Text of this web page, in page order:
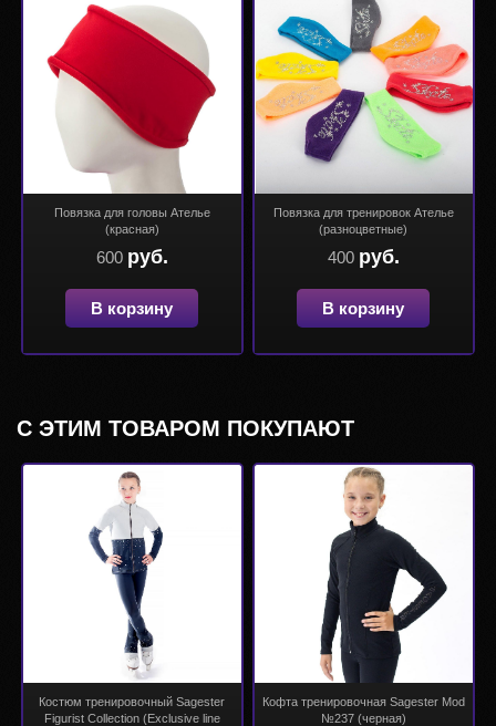
Повязка для головы Ателье
(красная)
600 руб.
В корзину
Повязка для тренировок Ателье
(разноцветные)
400 руб.
В корзину
С ЭТИМ ТОВАРОМ ПОКУПАЮТ
Костюм тренировочный Sagester
Figurist Collection (Exclusive line
Кофта тренировочная Sagester Mod
№237 (черная)